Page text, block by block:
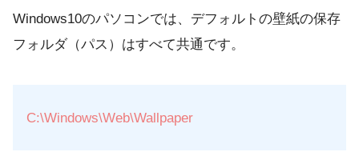
Windows10のパソコンでは、デフォルトの壁紙の保存
フォルダ（パス）はすべて共通です。
C:\Windows\Web\Wallpaper